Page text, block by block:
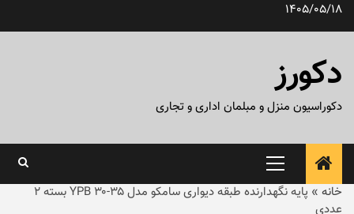
پرش1405/05/18
دکورز
دکوراسیون منزل و مبلمان اداری و تجاری
منوی
اصلی
خانه »
پایه نگهدارنده طبقه دیواری سامکو مدل ۳۵-۳۰ YPB بسته ۲
عددی